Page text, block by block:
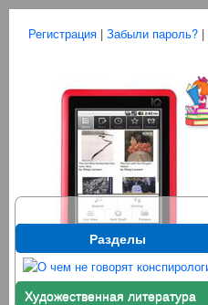
Регистрация | Забыли пароль? |
Разделы
Художественная литература